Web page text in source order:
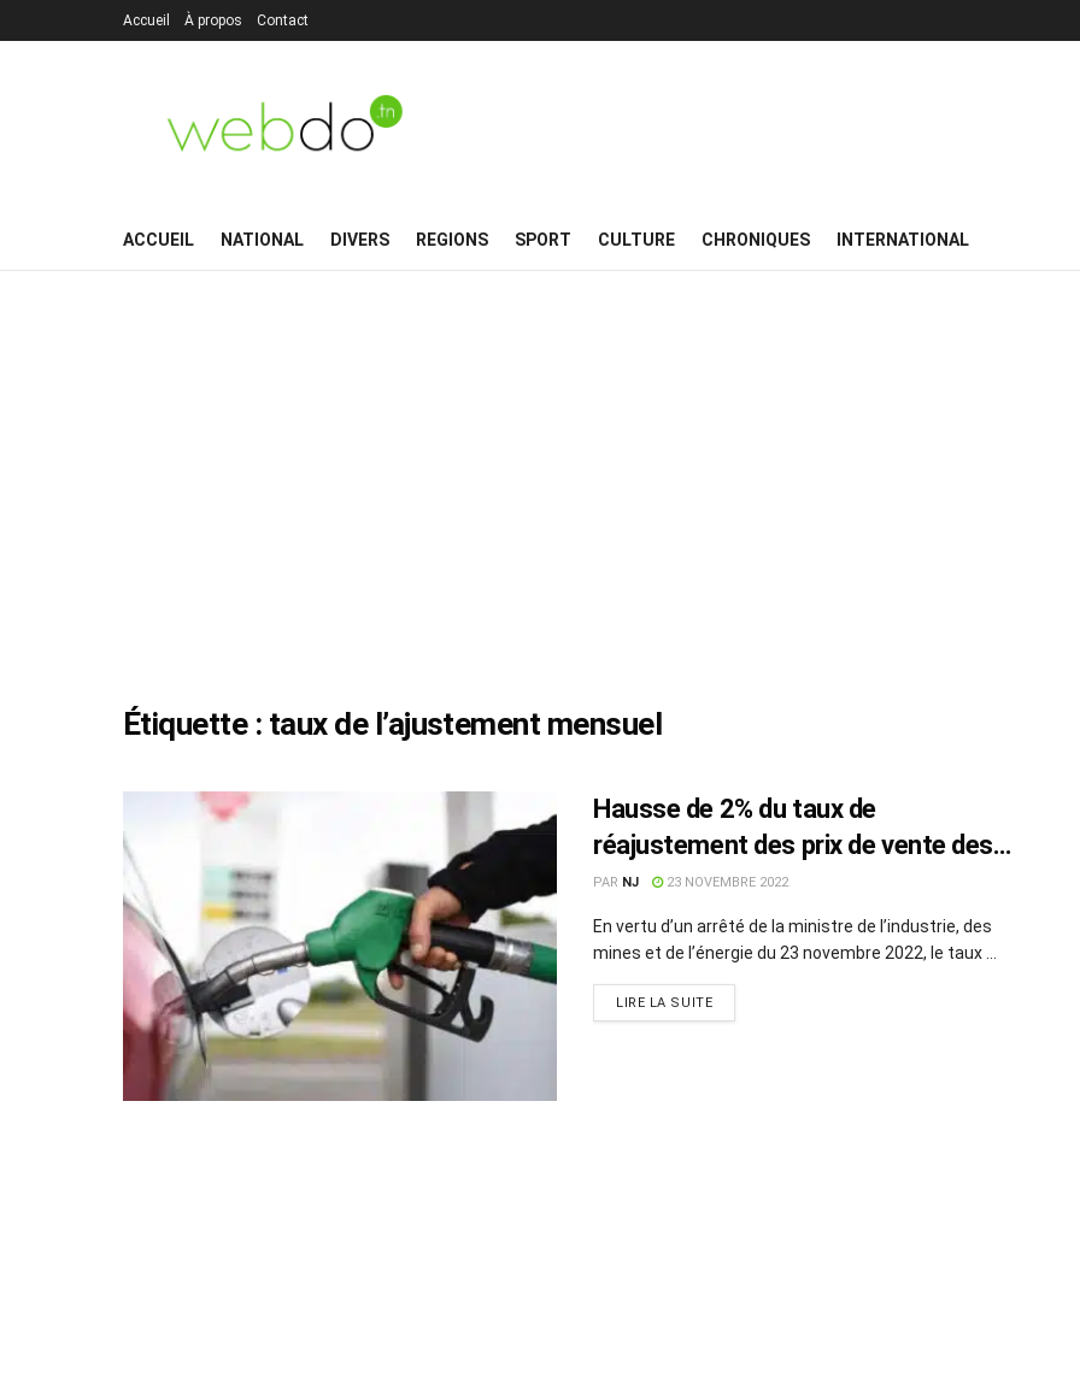
Accueil À propos Contact
ACCUEIL NATIONAL DIVERS REGIONS SPORT CULTURE CHRONIQUES INTERNATIONAL
Étiquette : taux de l’ajustement mensuel
Hausse de 2% du taux de
réajustement des prix de vente des
carburants
PAR NJ 23 NOVEMBRE 2022
En vertu d’un arrêté de la ministre de l’industrie, des
mines et de l’énergie du 23 novembre 2022, le taux ...
LIRE LA SUITE